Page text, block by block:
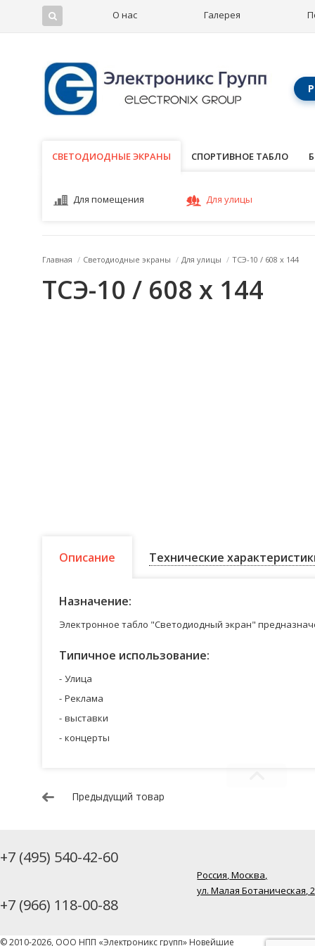
О нас Галерея
СВЕТОДИОДНЫЕ ЭКРАНЫ
СВЕТОДИОДНЫЕ ЭКРАНЫ СПОРТИВНОЕ ТАБЛО
Для помещения Для улицы
Главная / Светодиодные экраны / Для улицы / ТСЭ-10 / 608 x 144
ТСЭ-10 / 608 x 144
Описание Технические
Назначение:
Электронное табло "Светодиодный экран"
Типичное использование:
Улица
Реклама
выставки
концерты
Предыдущий товар
+7 (495) 540-42-60
+7 (966) 118-00-88
Россия, Москва,
ул. Малая Ботаническая,
© 2010-2026, ООО НПП «Электроникс групп» Новейшие